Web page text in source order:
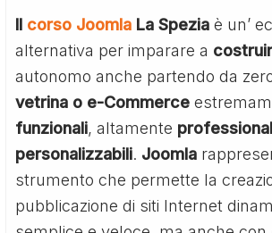
Il corso Joomla La Spezia è un’
alternativa per imparare a
autonomo anche partendo da
vetrina o e-Commerce
funzionali, altamente
personalizzabili. Joomla
strumento che permette la
pubblicazione di siti Internet